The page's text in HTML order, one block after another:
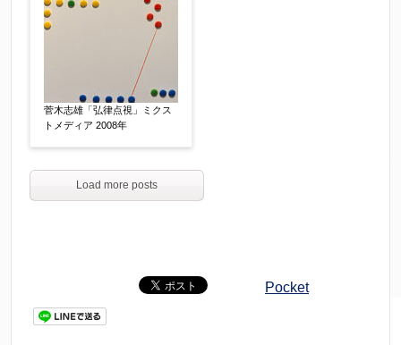
菅木志雄「弘律点視」ミクス
トメディア 2008年
Load more posts
Pocket